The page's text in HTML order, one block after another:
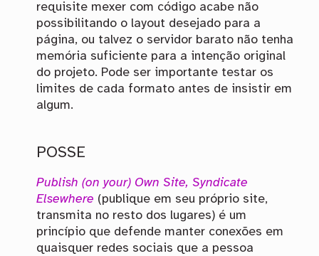
requisite mexer com código acabe não
possibilitando o layout desejado para a
página, ou talvez o servidor barato não tenha
memória suficiente para a intenção original
do projeto. Pode ser importante testar os
limites de cada formato antes de insistir em
algum.
POSSE
Publish (on your) Own Site, Syndicate
Elsewhere (publique em seu próprio site,
transmita no resto dos lugares) é um
princípio que defende manter conexões em
quaisquer redes sociais que a pessoa